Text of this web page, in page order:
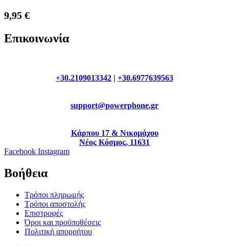
9,95 €
Επικοινωνία
+30.2109013342 +30.6977639563
support@powerphone.gr
Κάρπου 17 & Νικομάχου
Νέος Κόσμος, 11631
Facebook Instagram
Βοήθεια
Τρόποι πληρωμής
Τρόποι αποστολής
Επιστροφές
Όροι και προϋποθέσεις
Πολιτική απορρήτου